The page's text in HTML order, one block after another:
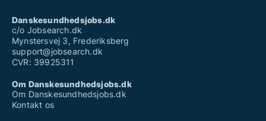
Danskesundhedsjobs.dk
c/o Jobsearch.dk
Mynstersvej 3, Frederiksberg
support@jobsearch.dk
CVR: 39925311
Om Danskesundhedsjobs.dk
Om Danskesundhedsjobs.dk
Kontakt os